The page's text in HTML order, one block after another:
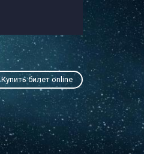
Купить билет online